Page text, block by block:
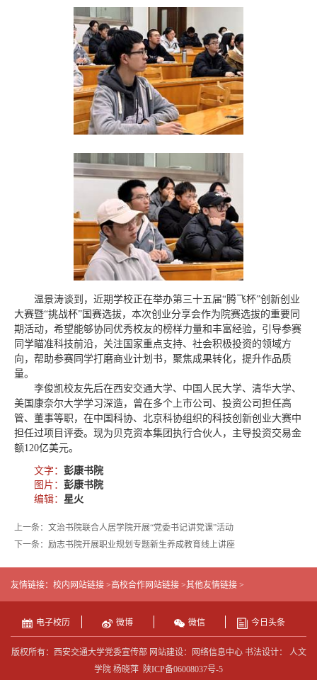
温景涛谈到，近期学校正在举办第三十五届“腾飞杯”创新创业
大赛暨“挑战杯”国赛选拔，本次创业分享会作为院赛选拔的重要同
期活动，希望能够协同优秀校友的榜样力量和丰富经验，引导参赛
同学瞄准科技前沿，关注国家重点支持、社会积极投资的领域方
向，帮助参赛同学打磨商业计划书，聚焦成果转化，提升作品质
量。
李俊凯校友先后在西安交通大学、中国人民大学、清华大学、
美国康奈尔大学学习深造，曾在多个上市公司、投资公司担任高
管、董事等职，在中国科协、北京科协组织的科技创新创业大赛中
担任过项目评委。现为贝克资本集团执行合伙人，主导投资交易金
额120亿美元。
文字： 彭康书院
图片： 彭康书院
编辑： 星火
上一条：文治书院联合人居学院开展“党委书记讲党课”活动
下一条：励志书院开展职业规划专题新生养成教育线上讲座
友情链接： 校内网站链接 >高校合作网站链接 >其他友情链接 >
电子校历 微博 微信 今日头条
版权所有：西安交通大学党委宣传部 网站建设：网络信息中心 书法设计： 人文
学院 杨晓萍 陕ICP备06008037号-5